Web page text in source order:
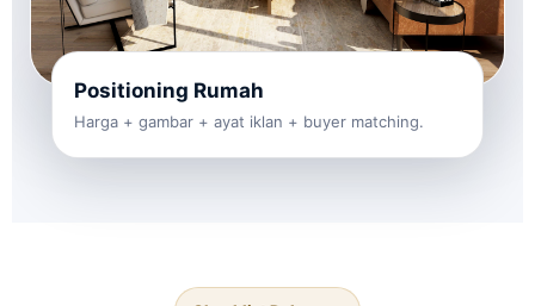
Positioning Rumah
Harga + gambar + ayat iklan + buyer matching.